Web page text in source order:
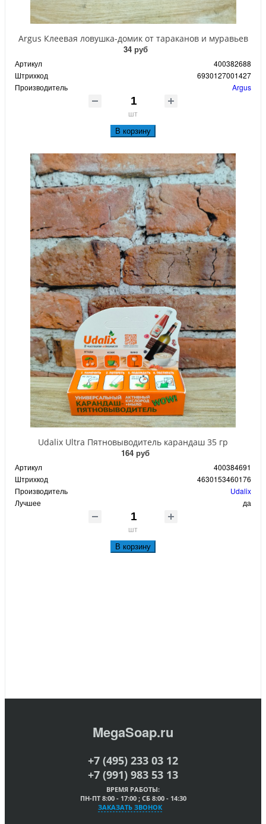
Argus Клеевая ловушка-домик от тараканов и муравьев
34 руб
Артикул
400382688
Штрихкод
6930127001427
Производитель
Argus
шт
В корзину
Udalix Ultra Пятновыводитель карандаш 35 гр
164 руб
Артикул
400384691
Штрихкод
4630153460176
Производитель
Udalix
Лучшее
да
шт
В корзину
MegaSoap.ru
+7 (495) 233 03 12
+7 (991) 983 53 13
ВРЕМЯ РАБОТЫ:
ПН-ПТ 8:00 - 17:00 ; СБ 8:00 - 14:30
ЗАКАЗАТЬ ЗВОНОК